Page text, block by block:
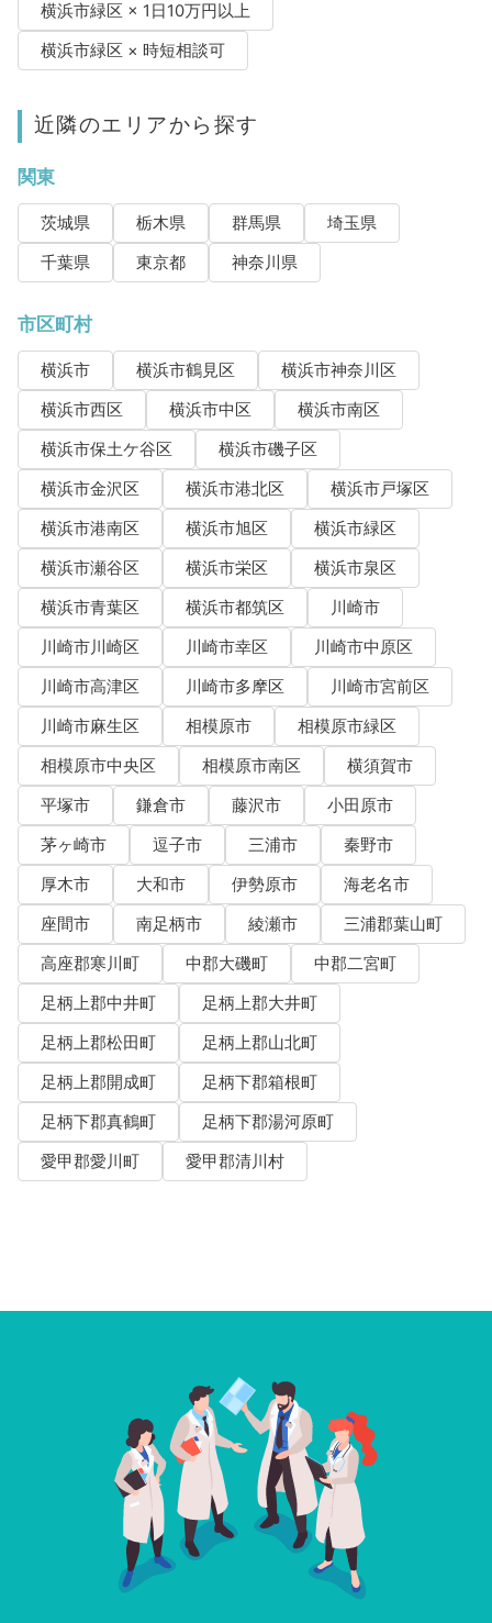
横浜市緑区 × 1日10万円以上
横浜市緑区 × 時短相談可
近隣のエリアから探す
関東
茨城県 栃木県 群馬県
埼玉県
千葉県
東京都 神奈川県
市区町村
横浜市 横浜市鶴見区
横浜市神奈川区
横浜市西区
横浜市中区
横浜市南区
横浜市保土ケ谷区
横浜市磯子区
横浜市金沢区
横浜市港北区
横浜市戸塚区
横浜市港南区
横浜市旭区
横浜市緑区
横浜市瀬谷区
横浜市栄区
横浜市泉区
横浜市青葉区
横浜市都筑区
川崎市
川崎市川崎区
川崎市幸区
川崎市中原区
川崎市高津区
川崎市多摩区
川崎市宮前区
川崎市麻生区
相模原市
相模原市緑区
相模原市中央区
相模原市南区
横須賀市
平塚市
鎌倉市 藤沢市
小田原市
茅ヶ崎市
逗子市 三浦市
秦野市
厚木市
大和市 伊勢原市
海老名市
座間市
南足柄市 綾瀬市
三浦郡葉山町
高座郡寒川町
中郡大磯町
中郡二宮町
足柄上郡中井町
足柄上郡大井町
足柄上郡松田町
足柄上郡山北町
足柄上郡開成町
足柄下郡箱根町
足柄下郡真鶴町
足柄下郡湯河原町
愛甲郡愛川町
愛甲郡清川村